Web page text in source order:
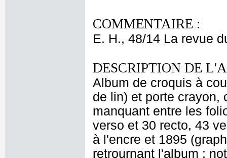
COMMENTAIRE :
E. H., 48/14 La revue
DESCRIPTION DE
Album de croquis à
de lin) et porte crayon,
manquant entre les
verso et 30 recto, 43
à l'encre et 1895
retrournant l'album :